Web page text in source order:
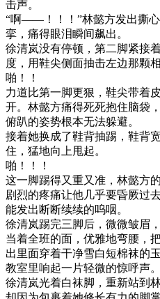
击声。
“啊——！！！”林懿方发出撕
挛，痛得眼泪瞬间飙出。
徐清岚没有停顿，第二脚紧接
度，用鞋尖侧面抽击左边那颗
啪！！
力道比第一脚更狠，鞋尖带着
开。林懿方痛得死死抱住脑袋
俯趴的姿势根本无法躲避。
接着她换成了鞋背抽踢，鞋背
住，猛地向上甩起。
啪！！！
这一脚踢得又重又准，林懿方
剧烈的疼痛让他几乎要昏厥过
能发出断断续续的呜咽。
徐清岚踢完三脚后，微微皱眉
当着全班的面，优雅地弯腰，
出里面穿着干净雪白短棉袜的玉
教室里响起一片轻微的惊呼声。
徐清岚光着白袜脚，重新站到